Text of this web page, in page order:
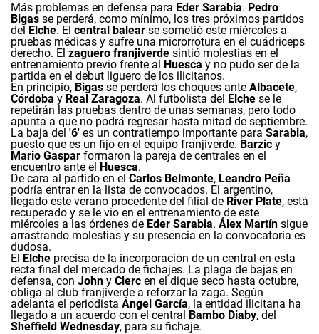
Más problemas en defensa para Eder Sarabia. Pedro
Bigas se perderá, como mínimo, los tres próximos partidos
del Elche. El central balear se sometió este miércoles a
pruebas médicas y sufre una microrrotura en el cuádriceps
derecho. El zaguero franjiverde sintió molestias en el
entrenamiento previo frente al Huesca y no pudo ser de la
partida en el debut liguero de los ilicitanos.
En principio, Bigas se perderá los choques ante Albacete,
Córdoba y Real Zaragoza. Al futbolista del Elche se le
repetirán las pruebas dentro de unas semanas, pero todo
apunta a que no podrá regresar hasta mitad de septiembre.
La baja del '6' es un contratiempo importante para Sarabia,
puesto que es un fijo en el equipo franjiverde. Barzic y
Mario Gaspar formaron la pareja de centrales en el
encuentro ante el Huesca.
De cara al partido en el Carlos Belmonte, Leandro Peña
podría entrar en la lista de convocados. El argentino,
llegado este verano procedente del filial de River Plate, está
recuperado y se le vio en el entrenamiento de este
miércoles a las órdenes de Eder Sarabia. Álex Martín sigue
arrastrando molestias y su presencia en la convocatoria es
dudosa.
El Elche precisa de la incorporación de un central en esta
recta final del mercado de fichajes. La plaga de bajas en
defensa, con John y Clerc en el dique seco hasta octubre,
obliga al club franjiverde a reforzar la zaga. Según
adelanta el periodista Ángel García, la entidad ilicitana ha
llegado a un acuerdo con el central Bambo Diaby, del
Sheffield Wednesday, para su fichaje.